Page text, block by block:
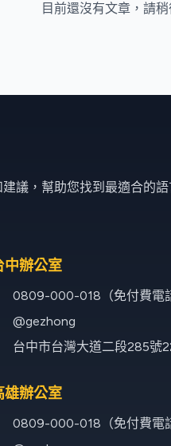
目前還沒有文章，請
議，幫助您找到最適合的
中辦公室
0809-000-018（免付費電
@gezhong
台中市台灣大道二段285號
雄辦公室
0809-000-018（免付費電